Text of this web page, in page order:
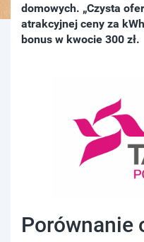
domowych. „Czysta
atrakcyjnej ceny za
bonus w kwocie 300 zł.
Porównanie